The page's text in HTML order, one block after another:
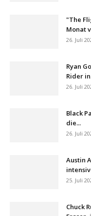
"The
Monat
26. Juli
Ryan
Rider
26. Juli
Black
die...
26. Juli
Austin
25. Juli
Chuck